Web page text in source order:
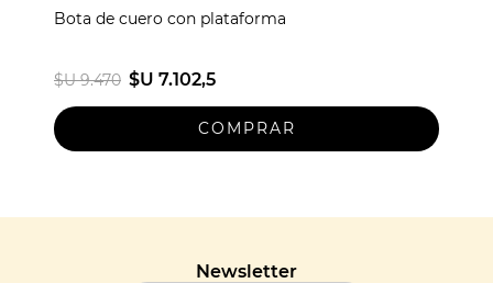
Bota de cuero con plataforma
$U 9.470 $U 7.102,5
Newsletter